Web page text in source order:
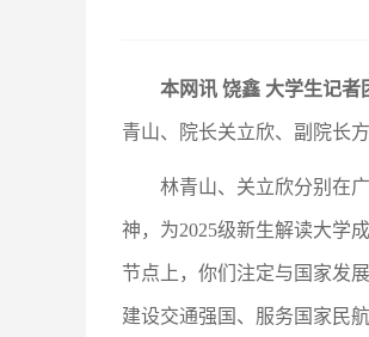
本网讯 饶鑫 大学生记者
青山、院长关立欣、副院长
林青山、关立欣分别在
神，为2025级新生解读大学
节点上，你们注定与国家发
建设交通强国、服务国家民